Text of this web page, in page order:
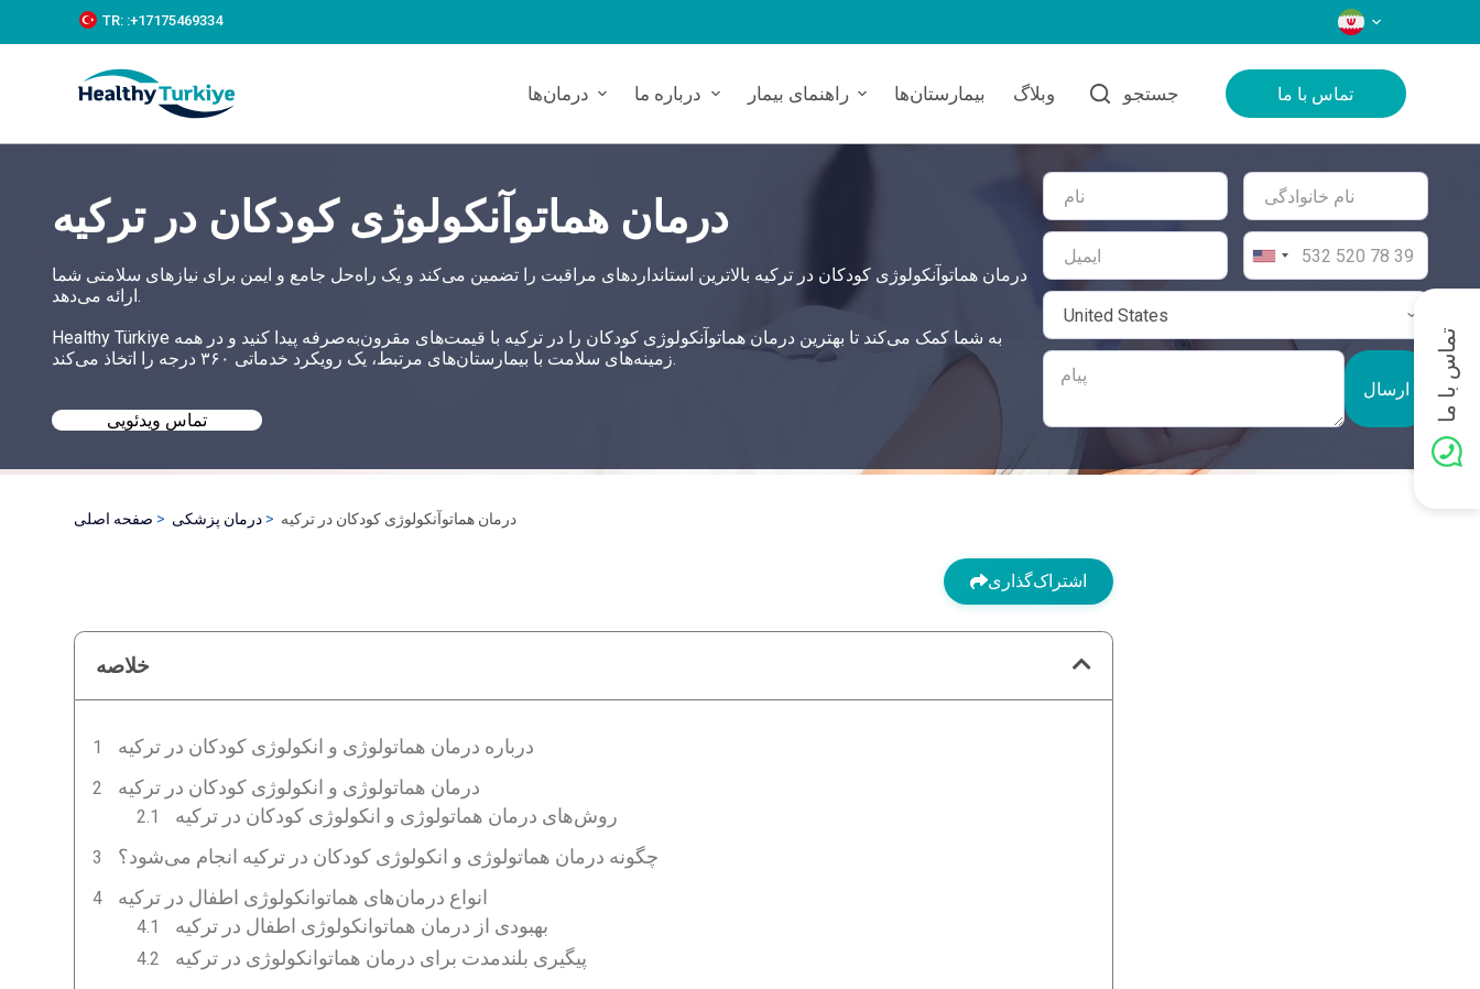
k
c
TR: :+‪17175469334‬ زبان‌ها
درمان‌ها درباره ما راهنمای بیمار بیمارستان‌ها وبلاگ جستجو تماس با ما
درمان هماتوآنکولوژی کودکان در ترکیه
درمان هماتوآنکولوژی کودکان در ترکیه بالاترین استانداردهای مراقبت را تضمین می‌کند و یک راه‌حل جامع و ایمن برای نیازهای سلامتی شما
ارائه می‌دهد.
Healthy Türkiye به شما کمک می‌کند تا بهترین درمان هماتوآنکولوژی کودکان را در ترکیه با قیمت‌های مقرون‌به‌صرفه پیدا کنید و در همه
زمینه‌های سلامت با بیمارستان‌های مرتبط، یک رویکرد خدماتی ۳۶۰ درجه را اتخاذ می‌کند.
تماس ویدئویی
ارسال
صفحه اصلی درمان پزشکی درمان هماتوآنکولوژی کودکان در ترکیه
اشتراک‌گذاری
خلاصه
درباره درمان هماتولوژی و انکولوژی کودکان در ترکیه
درمان هماتولوژی و انکولوژی کودکان در ترکیه
روش‌های درمان هماتولوژی و انکولوژی کودکان در ترکیه
چگونه درمان هماتولوژی و انکولوژی کودکان در ترکیه انجام می‌شود؟
انواع درمان‌های هماتوانکولوژی اطفال در ترکیه
بهبودی از درمان هماتوانکولوژی اطفال در ترکیه
پیگیری بلندمدت برای درمان هماتوانکولوژی در ترکیه
تماس با ما